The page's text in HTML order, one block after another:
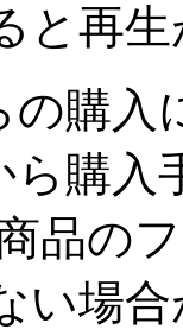
と再
の購入
ら購入
品の
い場